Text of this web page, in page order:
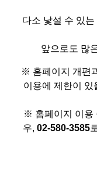
다소 낯설 수 있
앞으로도 많
※ 홈페이지 개편
이용에 제한이 있
※ 홈페이지 이용
우, 02-580-3585